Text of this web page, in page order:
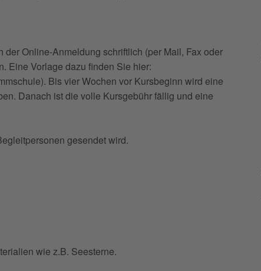
Online-Anmeldung schriftlich (per Mail, Fax oder
Eine Vorlage dazu finden Sie hier:
Bis vier Wochen vor Kursbeginn wird eine
Danach ist die volle Kursgebühr fällig und eine
gesendet wird.
wie z.B. Seesterne.